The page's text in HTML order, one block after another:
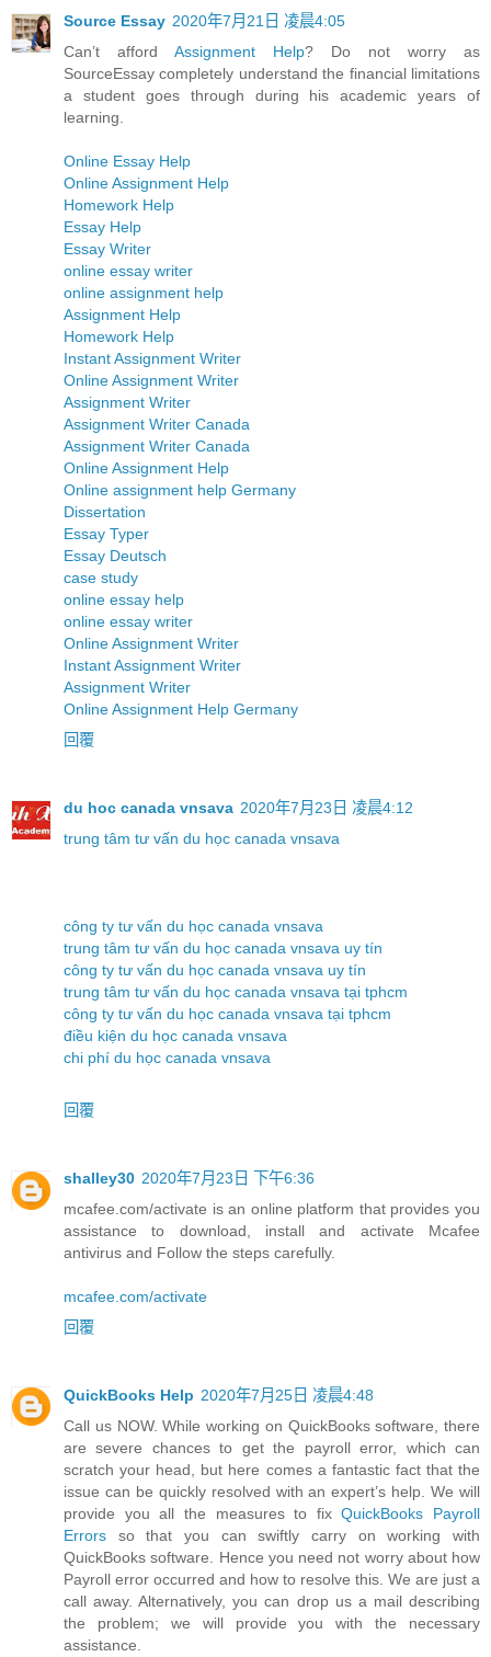
Source Essay 2020年7月21日 凌晨4:05
Can’t afford Assignment Help? Do not worry as
SourceEssay completely understand the financial limitations
a student goes through during his academic years of
learning.
Online Essay Help
Online Assignment Help
Homework Help
Essay Help
Essay Writer
online essay writer
online assignment help
Assignment Help
Homework Help
Instant Assignment Writer
Online Assignment Writer
Assignment Writer
Assignment Writer Canada
Assignment Writer Canada
Online Assignment Help
Online assignment help Germany
Dissertation
Essay Typer
Essay Deutsch
case study
online essay help
online essay writer
Online Assignment Writer
Instant Assignment Writer
Assignment Writer
Online Assignment Help Germany
回覆
du hoc canada vnsava 2020年7月23日 凌晨4:12
trung tâm tư vấn du học canada vnsava
công ty tư vấn du học canada vnsava
trung tâm tư vấn du học canada vnsava uy tín
công ty tư vấn du học canada vnsava uy tín
trung tâm tư vấn du học canada vnsava tại tphcm
công ty tư vấn du học canada vnsava tại tphcm
điều kiện du học canada vnsava
chi phí du học canada vnsava
回覆
shalley30 2020年7月23日 下午6:36
mcafee.com/activate is an online platform that provides you
assistance to download, install and activate Mcafee
antivirus and Follow the steps carefully.
mcafee.com/activate
回覆
QuickBooks Help 2020年7月25日 凌晨4:48
Call us NOW. While working on QuickBooks software, there
are severe chances to get the payroll error, which can
scratch your head, but here comes a fantastic fact that the
issue can be quickly resolved with an expert’s help. We will
provide you all the measures to fixQuickBooks Payroll
Errors so that you can swiftly carry on working with
QuickBooks software. Hence you need not worry about how
Payroll error occurred and how to resolve this. We are just a
call away. Alternatively, you can drop us a mail describing
the problem; we will provide you with the necessary
assistance.